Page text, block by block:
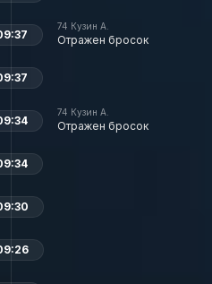
74 Кузин А.
Отражен бросок
74 Кузин А.
Отражен бросок